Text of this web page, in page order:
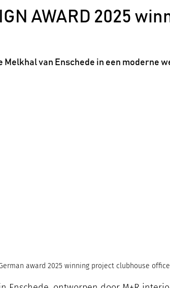
AWARD 2025
Melkhal van Enschede in een moderne
award 2025 winning project clubhouse office